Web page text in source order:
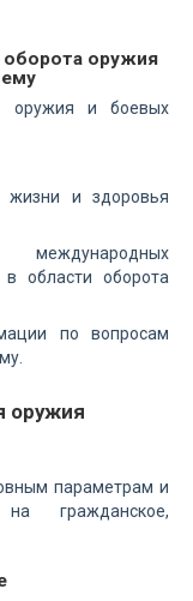
оружия
оружия и боевых
жизни и здоровья
международных
в области оборота
по вопросам
оружия
параметрам и
на гражданское,